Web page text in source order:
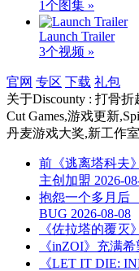
1个图集 »
Launch Trailer
3个视频 »
官网 专区 下载 礼包
关于Discounty : 打骨
Cut Games,游戏更新
丹麦游戏大奖,新工作室
前《逃离塔科夫
主创加盟 2026-
抱怨一个多月后
BUG 2026-08-08
《佐拉塔的覆灭
《inZOI》充满
《LET IT DIE: